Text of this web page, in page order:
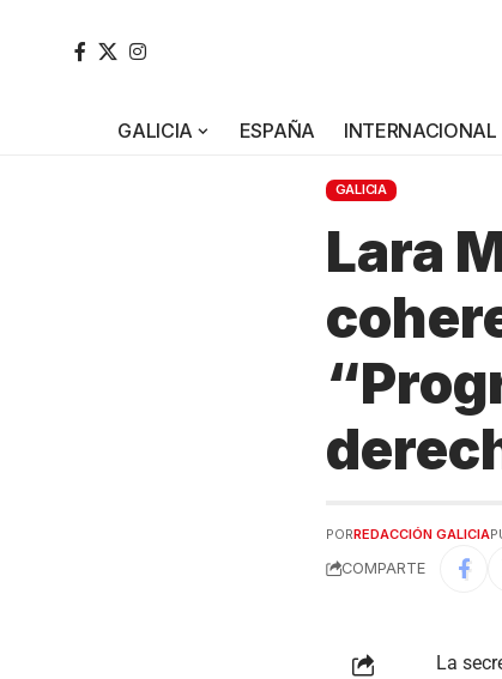
GALICIA ESPAÑA INTERNACIONAL
GALICIA
Lara
PORREDACCIÓN GALICIA
COMPARTE
La